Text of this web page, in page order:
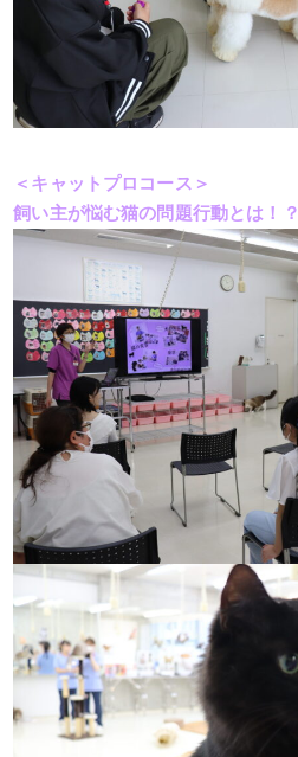
＜キャットプロコース＞
飼い主が悩む猫の問題行動とは！？